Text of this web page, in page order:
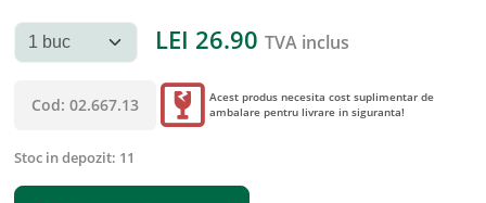
LEI 26.90 TVA inclus
Cod: 02.667.13
Acest produs necesita cost suplimentar de
ambalare pentru livrare in siguranta!
Stoc in depozit: 11